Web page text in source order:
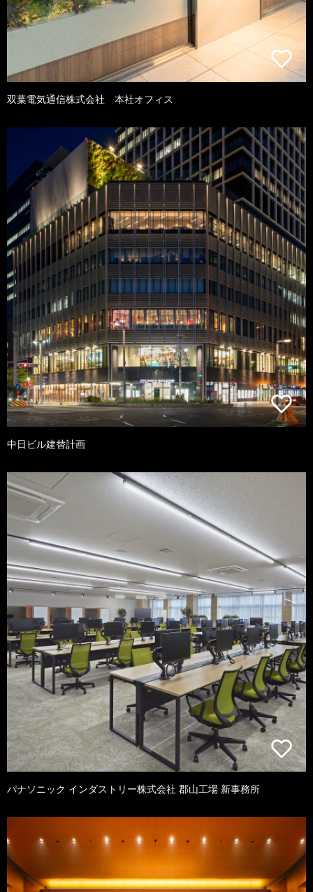
双葉電気通信株式会社 本社オフィス
中日ビル建替計画
パナソニック インダストリー株式会社 郡山工場 新事務所